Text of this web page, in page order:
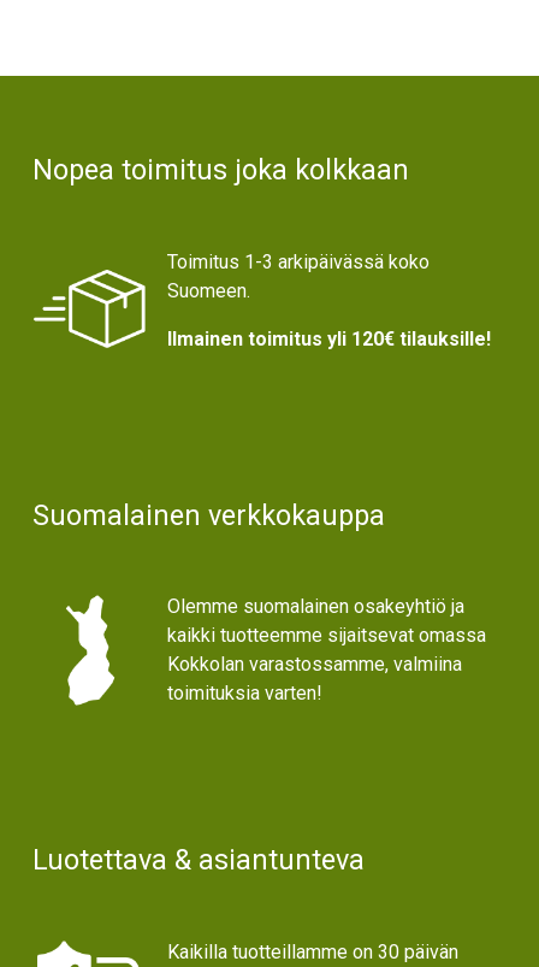
Nopea toimitus joka kolkkaan
Toimitus 1-3 arkipäivässä koko
Suomeen.
Ilmainen toimitus yli 120€ tilauksille!
Suomalainen verkkokauppa
Olemme suomalainen osakeyhtiö ja
kaikki tuotteemme sijaitsevat omassa
Kokkolan varastossamme, valmiina
toimituksia varten!
Luotettava & asiantunteva
Kaikilla tuotteillamme on 30 päivän